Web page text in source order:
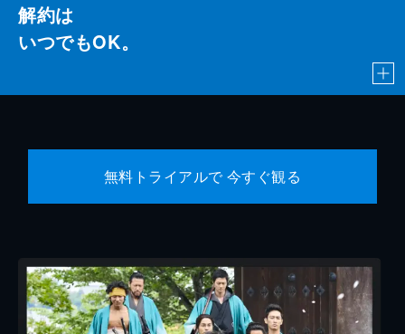
解約は
いつでもOK。
無料トライアルで 今すぐ観る